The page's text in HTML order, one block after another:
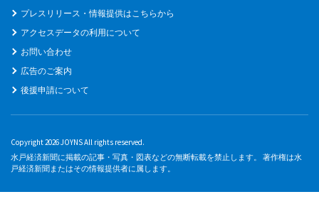
プレスリリース・情報提供はこちらから
アクセスデータの利用について
お問い合わせ
広告のご案内
後援申請について
Copyright 2026 JOYNS All rights reserved.
水戸経済新聞に掲載の記事・写真・図表などの無断転載を禁止します。 著作権は水
戸経済新聞またはその情報提供者に属します。